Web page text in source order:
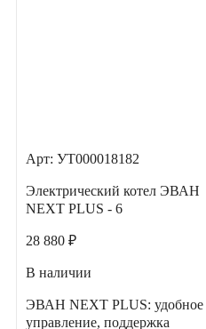
Арт: УТ000018182
Электрический котел ЭВАН
NEXT PLUS - 6
28 880 ₽
В наличии
ЭВАН NEXT PLUS: удобное
управление, поддержка